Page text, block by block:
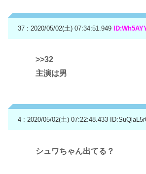
37 : 2020/05/02(土) 07:34:51.949
>>32
主演は男
4 : 2020/05/02(土) 07:22:48.433
シュワちゃん出てる？